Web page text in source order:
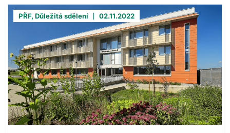
PŘF, Důležitá sdělení 02.11.2022